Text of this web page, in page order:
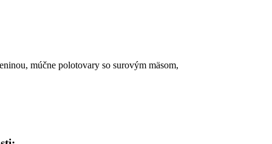
múčne polotovary so surovým mäsom,